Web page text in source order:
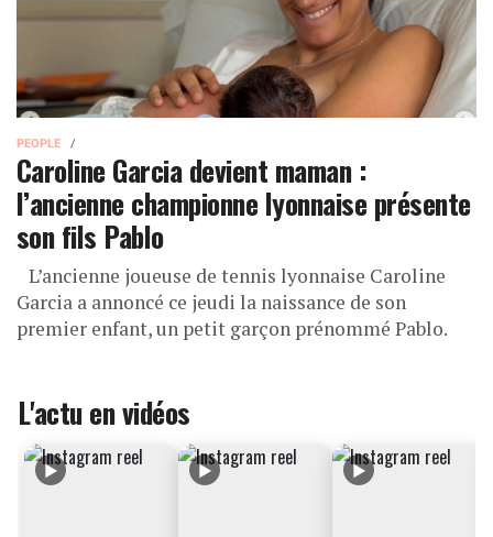
PEOPLE
Caroline Garcia devient maman :
l’ancienne championne lyonnaise présente
son fils Pablo
L’ancienne joueuse de tennis lyonnaise Caroline
Garcia a annoncé ce jeudi la naissance de son
premier enfant, un petit garçon prénommé Pablo.
L'actu en vidéos
▶ ▶ ▶